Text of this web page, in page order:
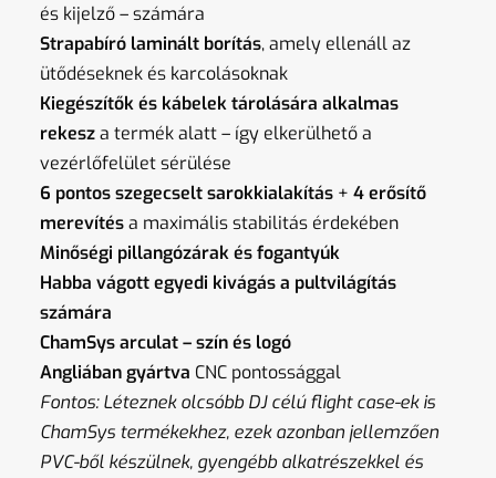
és kijelző – számára
Strapabíró laminált borítás, amely ellenáll az
ütődéseknek és karcolásoknak
Kiegészítők és kábelek tárolására alkalmas
rekesza termék alatt – így elkerülhető a
vezérlőfelület sérülése
6 pontos szegecselt sarokkialakítás + 4 erősítő
merevítésa maximális stabilitás érdekében
Minőségi pillangózárak és fogantyúk
Habba vágott egyedi kivágás a pultvilágítás
számára
ChamSys arculat – szín és logó
Angliában gyártva CNC pontossággal
Fontos: Léteznek olcsóbb DJ célú flight case-ek is
ChamSys termékekhez, ezek azonban jellemzően
PVC-ből készülnek, gyengébb alkatrészekkel és